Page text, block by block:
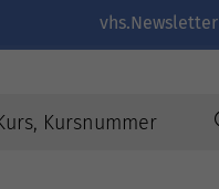
vhs.Newsletter